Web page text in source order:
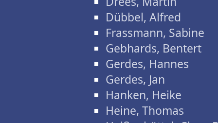
Dübbel, Alfred
Frassmann, Sabine
Gebhards, Bentert
Gerdes, Hannes
Gerdes, Jan
Hanken, Heike
Heine, Thomas